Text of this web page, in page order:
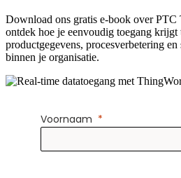
Download ons gratis e-book over
ontdek hoe je eenvoudig toegang
productgegevens, procesverbetering
binnen je organisatie.
Voornaam